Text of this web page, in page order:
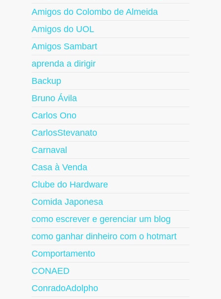
Amigos do Colombo de Almeida
Amigos do UOL
Amigos Sambart
aprenda a dirigir
Backup
Bruno Ávila
Carlos Ono
CarlosStevanato
Carnaval
Casa à Venda
Clube do Hardware
Comida Japonesa
como escrever e gerenciar um blog
como ganhar dinheiro com o hotmart
Comportamento
CONAED
ConradoAdolpho